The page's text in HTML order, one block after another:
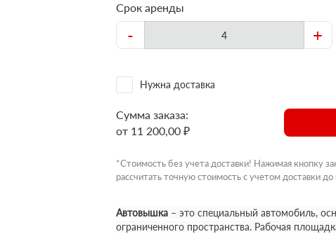
Срок аренды
- +
Нужна доставка
Сумма заказа:
от 11 200,00 ₽
*Стоимость без учета доставки! Нажимая кнопку
рассчитать точную стоимость с учетом доставки до
Автовышка – это специальный автомобиль,
ограниченного пространства. Рабочая